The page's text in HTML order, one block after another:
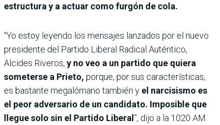
estructura y a actuar como furgón de cola.
“Yo estoy leyendo los mensajes lanzados por el nuevo
presidente del Partido Liberal Radical Auténtico,
Alcides Riveros, y no veo a un partido que quiera
someterse a Prieto, porque, por sus características,
es bastante megalómano también y el narcisismo es
el peor adversario de un candidato. Imposible que
llegue solo sin el Partido Liberal”, dijo a la 1020 AM.